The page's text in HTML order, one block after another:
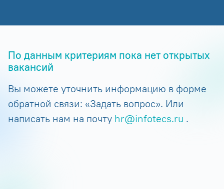
По данным критериям пока нет открытых
вакансий
Вы можете уточнить информацию в форме
обратной связи: «Задать вопрос». Или
написать нам на почту hr@infotecs.ru .